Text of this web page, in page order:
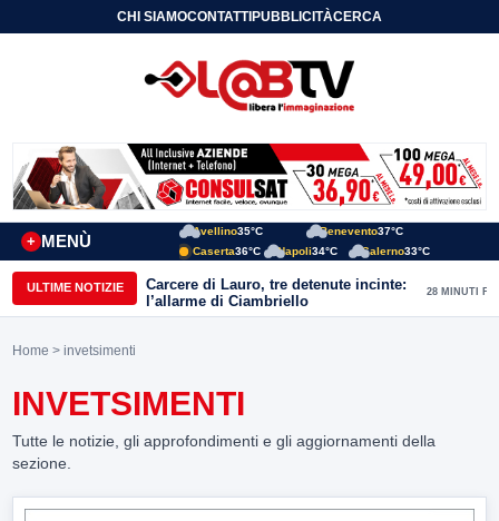
CHI SIAMOCONTATTIPUBBLICITÀCERCA
MENÙ
+
Avellino35°C Benevento37°C
Caserta36°C Napoli34°C Salerno33°C
ULTIME NOTIZIE
Carcere di Lauro, tre detenute incinte:
l’allarme di Ciambriello
28 MINUTI FA
Home > invetsimenti
INVETSIMENTI
Tutte le notizie, gli approfondimenti e gli aggiornamenti della
sezione.